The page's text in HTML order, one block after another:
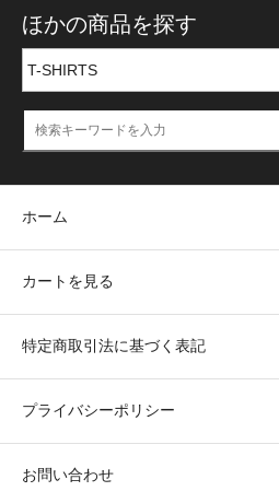
ほかの商品を探す
ホーム
カートを見る
特定商取引法に基づく表記
プライバシーポリシー
お問い合わせ